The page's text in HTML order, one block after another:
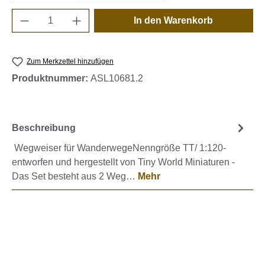
Produkt Anzahl: Gib den gewünschten
In den Warenkorb
Zum Merkzettel hinzufügen
Produktnummer: ASL10681.2
Beschreibung
Wegweiser für WanderwegeNenngröße TT/ 1:120-
entworfen und hergestellt von Tiny World Miniaturen -
Das Set besteht aus 2 Weg… Mehr